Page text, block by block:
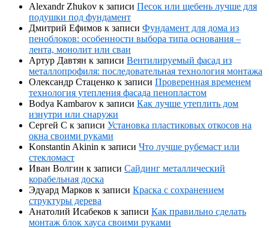
Alexandr Zhukov к записи Песок или щебень лучше для
подушки под фундамент
Дмитрий Ефимов к записи Фундамент для дома из
пеноблоков: особенности выбора типа основания –
лента, монолит или сваи
Артур Давтян к записи Вентилируемый фасад из
металлопрофиля: последовательная технология монтажа
Олександр Стаценко к записи Проверенная временем
технология утепления фасада пенопластом
Bodya Kambarov к записи Как лучше утеплить дом
изнутри или снаружи
Сергей С к записи Установка пластиковых откосов на
окна своими руками
Konstantin Akinin к записи Что лучше рубемаст или
стекломаст
Иван Волгин к записи Сайдинг металлический
корабельная доска
Эдуард Марков к записи Краска с сохранением
структуры дерева
Анатолий Исабеков к записи Как правильно сделать
монтаж блок хауса своими руками